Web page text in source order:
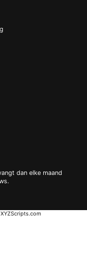
dan elke maand
XYZScripts.com